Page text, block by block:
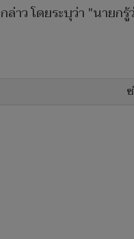
ว โดยระบุว่า "นายกรู้